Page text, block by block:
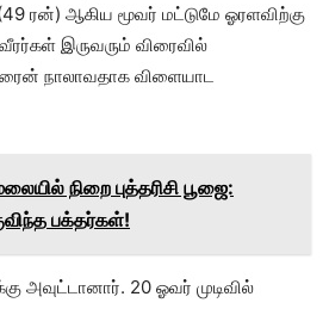
ரன்) ஆகிய மூவர் மட்டுமே ஓரளவிற்கு
இருவரும் விரைவில்
நாலாவதாக விளையாட
நிறை புத்தரிசி பூஜை:
பக்தர்கள்!
அவுட்டானார். 20 ஓவர் முடிவில்